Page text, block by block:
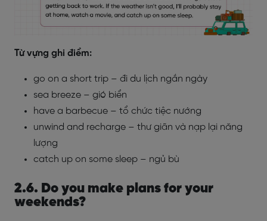
Từ vựng ghi điểm:
go on a short trip – đi du lịch ngắn ngày
sea breeze – gió biển
have a barbecue – tổ chức tiệc nướng
unwind and recharge – thư giãn và nạp lại năng
lượng
catch up on some sleep – ngủ bù
2.6. Do you make plans for your
weekends?